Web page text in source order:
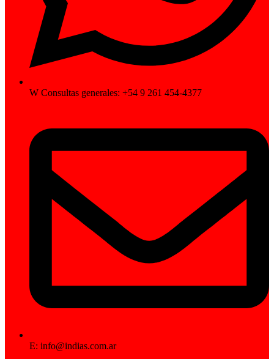
W Consultas generales: +54 9 261 454-4377
E: info@indias.com.ar